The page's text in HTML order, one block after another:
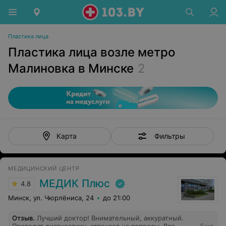
Пластика лица
Пластика лица возле метро
Малиновка в Минске 2
Карта Фильтры
МЕДИЦИНСКИЙ ЦЕНТР
4.8 МЕДИК Плюс
Минск, ул. Чюрлёниса, 24 до 21:00
Отзыв. Лучший доктор! Внимательный, аккуратный.